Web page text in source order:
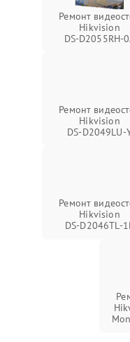
Ремонт
Hikvision
Ремонт
Hikvision
Ремонт
Hikvision